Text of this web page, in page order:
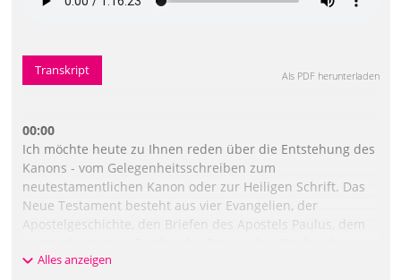
Transkript Als PDF herunterladen
00:00
Ich möchte heute zu Ihnen reden über die Entstehung des
Kanons - vom Gelegenheitsschreiben zum
neutestamentlichen Kanon oder zur Heiligen Schrift. Das
Neue Testament besteht aus vier Evangelien, der
Apostelgeschichte, den Briefen des Apostels Paulus, dem
Johannes und einem Brief des Judas, dem Hebräerbrief
Alles anzeigen